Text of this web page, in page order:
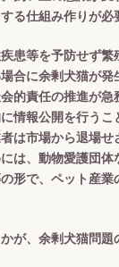
る仕組み作りが必
患等を予防せず繁
合に余剰犬猫が発
的責任の推進が急
情報公開を行う
は市場から退場せ
は、動物愛護団体
形で、ペット産
が、余剰犬猫問